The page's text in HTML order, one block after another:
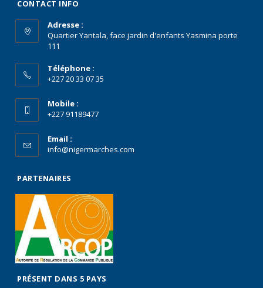
CONTACT INFO
Adresse :
Quartier Yantala, face jardin d'enfants Yasmina porte
111
Téléphone :
+227 20 33 07 35
Mobile :
+227 91189477
Email :
info@nigermarches.com
PARTENAIRES
PRÉSENT DANS 5 PAYS